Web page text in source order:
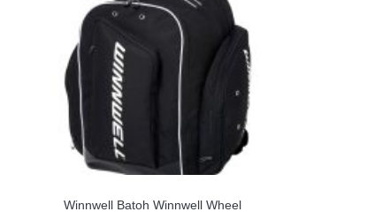
Winnwell Batoh Winnwell Wheel